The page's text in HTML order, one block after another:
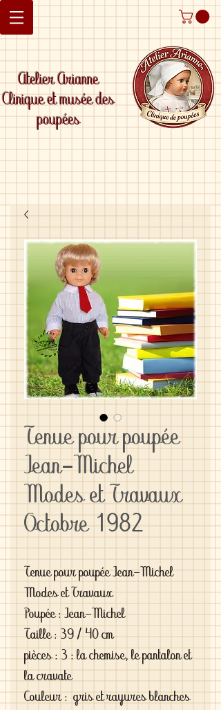
Atelier Arianne
Clinique et musée des
poupées
Tenue pour poupée
Jean-Michel
Modes et Travaux
Octobre 1982
Tenue pour poupée Jean-Michel
Modes et Travaux
Poupée : Jean-Michel
Taille : 39 / 40 cm
pièces : 3 : la chemise, le pantalon et
la cravate
Couleur : gris et rayures blanches